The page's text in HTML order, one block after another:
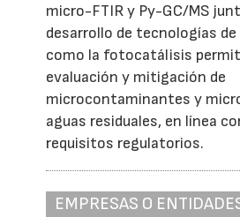
micro-FTIR y Py-GC/MS
desarrollo de tecnologías
como la fotocatálisis
evaluación y mitigación de
microcontaminantes y
aguas residuales, en línea
requisitos regulatorios.
EMPRESAS O